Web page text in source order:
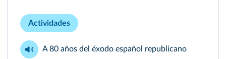
Actividades
A 80 años del éxodo español republicano